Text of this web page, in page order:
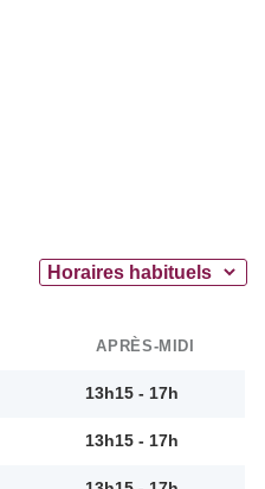
APRÈS-MIDI
13h15 - 17h
13h15 - 17h